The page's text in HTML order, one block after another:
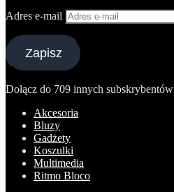
Adres e-mail
Zapisz
Dołącz do 709 innych subskrybentów
Akcesoria
Bluzy
Gadżety
Koszulki
Multimedia
Ritmo Bloco